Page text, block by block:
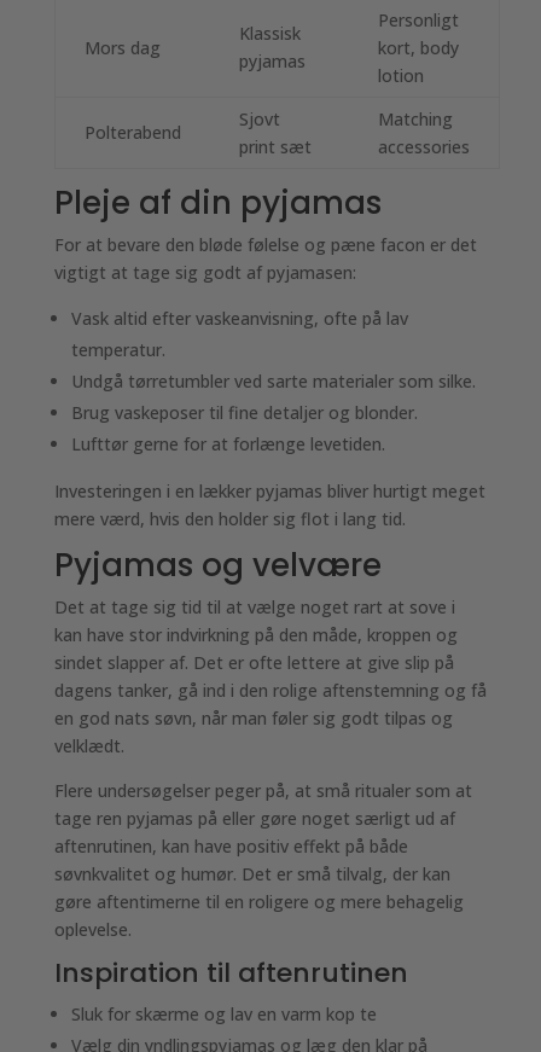
Mors dag
Klassisk
pyjamas
Personligt
kort, body
lotion
Polterabend
Sjovt
print sæt
Matching
accessories
Pleje af din pyjamas
For at bevare den bløde følelse og pæne facon er det
vigtigt at tage sig godt af pyjamasen:
Vask altid efter vaskeanvisning, ofte på lav
temperatur.
Undgå tørretumbler ved sarte materialer som silke.
Brug vaskeposer til fine detaljer og blonder.
Lufttør gerne for at forlænge levetiden.
Investeringen i en lækker pyjamas bliver hurtigt meget
mere værd, hvis den holder sig flot i lang tid.
Pyjamas og velvære
Det at tage sig tid til at vælge noget rart at sove i
kan have stor indvirkning på den måde, kroppen og
sindet slapper af. Det er ofte lettere at give slip på
dagens tanker, gå ind i den rolige aftenstemning og få
en god nats søvn, når man føler sig godt tilpas og
velklædt.
Flere undersøgelser peger på, at små ritualer som at
tage ren pyjamas på eller gøre noget særligt ud af
aftenrutinen, kan have positiv effekt på både
søvnkvalitet og humør. Det er små tilvalg, der kan
gøre aftentimerne til en roligere og mere behagelig
oplevelse.
Inspiration til aftenrutinen
Sluk for skærme og lav en varm kop te
Vælg din yndlingspyjamas og læg den klar på